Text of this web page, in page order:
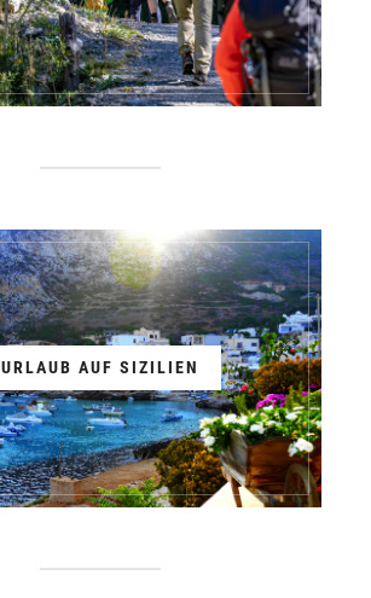
URLAUB AUF SIZILIEN